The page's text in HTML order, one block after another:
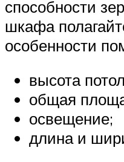
способности
шкафа
особенности
высота
общая
освещение;
длина и